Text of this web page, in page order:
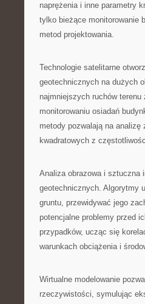
naprężenia i inne parametry
tylko bieżące monitorowanie
metod projektowania.
Technologie satelitarne
geotechnicznych na dużych
najmniejszych ruchów
monitorowaniu osiadań
metody pozwalają na
kwadratowych z
Analiza obrazowa i sztuczna
geotechnicznych. Algorytmy
gruntu, przewidywać jego
potencjalne problemy przed
przypadków, ucząc się
warunkach obciążenia i
Wirtualne modelowanie
rzeczywistości, symulując